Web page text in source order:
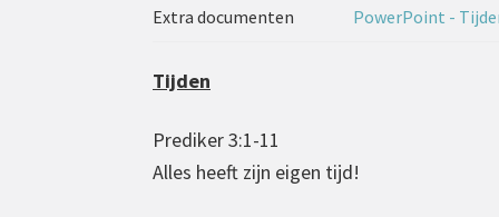
Extra documenten PowerPoint -
Tijden
Prediker 3:1-11
Alles heeft zijn eigen tijd!